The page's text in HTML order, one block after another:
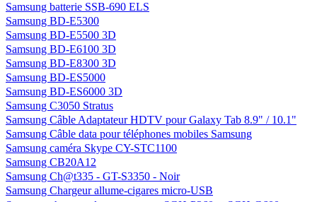
Samsung batterie SSB-690 ELS
Samsung BD-E5300
Samsung BD-E5500 3D
Samsung BD-E6100 3D
Samsung BD-E8300 3D
Samsung BD-ES5000
Samsung BD-ES6000 3D
Samsung C3050 Stratus
Samsung Câble Adaptateur HDTV pour Galaxy Tab 8.9" / 10.1"
Samsung Câble data pour téléphones mobiles Samsung
Samsung caméra Skype CY-STC1100
Samsung CB20A12
Samsung Ch@t335 - GT-S3350 - Noir
Samsung Chargeur allume-cigares micro-USB